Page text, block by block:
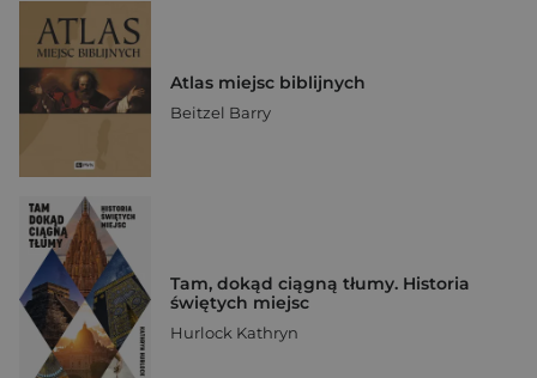
Atlas miejsc biblijnych
Beitzel Barry
Tam, dokąd ciągną tłumy. Historia
świętych miejsc
Hurlock Kathryn